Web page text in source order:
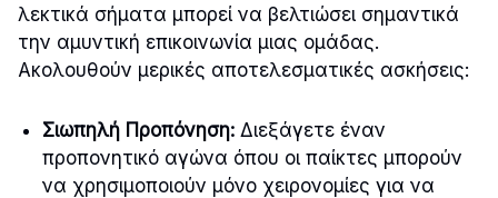
λεκτικά σήματα μπορεί να βελτιώσει σημαντικά
την αμυντική επικοινωνία μιας ομάδας.
Ακολουθούν μερικές αποτελεσματικές ασκήσεις:
Σιωπηλή Προπόνηση: Διεξάγετε έναν
προπονητικό αγώνα όπου οι παίκτες μπορούν
να χρησιμοποιούν μόνο χειρονομίες για να